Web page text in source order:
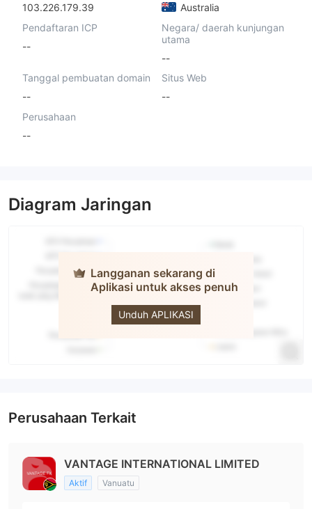
103.226.179.39
Australia
Pendaftaran ICP
--
Negara/ daerah kunjungan
utama
--
Tanggal pembuatan domain
--
Situs Web
--
Perusahaan
--
Diagram Jaringan
Langganan sekarang di
Aplikasi untuk akses penuh
Unduh APLIKASI
Vantage FX
Perusahaan Terkait
VANTAGE INTERNATIONAL LIMITED
Aktif Vanuatu